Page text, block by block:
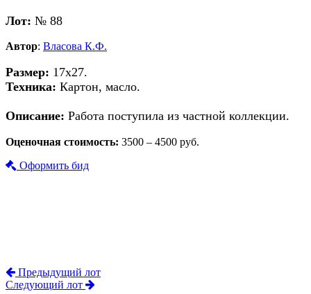
Лот: № 88
Автор: Власова К.Ф.
Размер: 17х27.
Техника: Картон, масло.
Описание: Работа поступила из частной коллекции.
Оценочная стоимость: 3500 – 4500 руб.
Оформить бид
Предыдущий лот
Следующий лот